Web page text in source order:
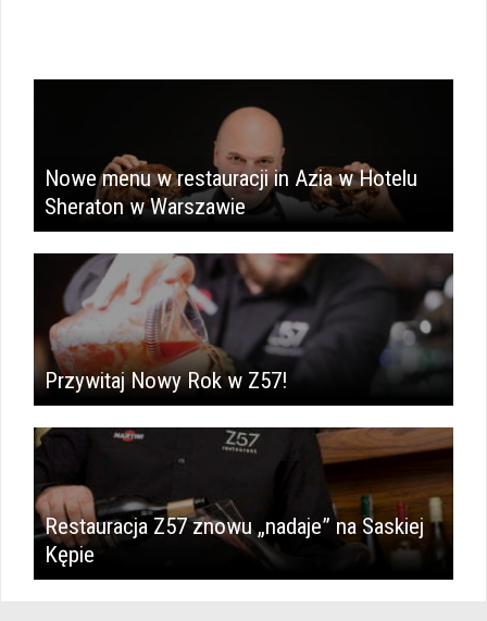
Nowe menu w restauracji in Azia w Hotelu
Sheraton w Warszawie
Przywitaj Nowy Rok w Z57!
Restauracja Z57 znowu „nadaje” na Saskiej
Kępie